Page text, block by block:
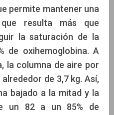
permite mantener una
resulta más que
la saturación de la
de oxihemoglobina. A
la columna de aire por
de 3,7 kg. Así,
bajado a la mitad y la
un 82 a un 85% de